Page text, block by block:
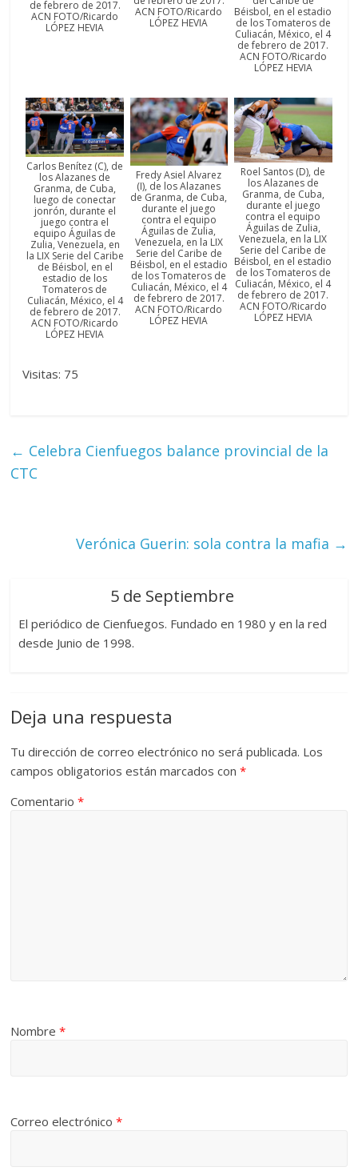
de febrero de 2017.
ACN FOTO/Ricardo
LÓPEZ HEVIA
ACN FOTO/Ricardo
LÓPEZ HEVIA
Béisbol, en el estadio
de los Tomateros de
Culiacán, México, el 4
de febrero de 2017.
ACN FOTO/Ricardo
LÓPEZ HEVIA
Carlos Benítez (C), de
los Alazanes de
Granma, de Cuba,
luego de conectar
jonrón, durante el
juego contra el
equipo Águilas de
Zulia, Venezuela, en
la LIX Serie del Caribe
de Béisbol, en el
estadio de los
Tomateros de
Culiacán, México, el 4
de febrero de 2017.
ACN FOTO/Ricardo
LÓPEZ HEVIA
Fredy Asiel Alvarez
(I), de los Alazanes
de Granma, de Cuba,
durante el juego
contra el equipo
Águilas de Zulia,
Venezuela, en la LIX
Serie del Caribe de
Béisbol, en el estadio
de los Tomateros de
Culiacán, México, el 4
de febrero de 2017.
ACN FOTO/Ricardo
LÓPEZ HEVIA
Roel Santos (D), de
los Alazanes de
Granma, de Cuba,
durante el juego
contra el equipo
Águilas de Zulia,
Venezuela, en la LIX
Serie del Caribe de
Béisbol, en el estadio
de los Tomateros de
Culiacán, México, el 4
de febrero de 2017.
ACN FOTO/Ricardo
LÓPEZ HEVIA
Visitas: 75
← Celebra Cienfuegos balance provincial de la
CTC
Verónica Guerin: sola contra la mafia →
5 de Septiembre
El periódico de Cienfuegos. Fundado en 1980 y en la red
desde Junio de 1998.
Deja una respuesta
Tu dirección de correo electrónico no será publicada. Los
campos obligatorios están marcados con*
Comentario*
Nombre*
Correo electrónico*